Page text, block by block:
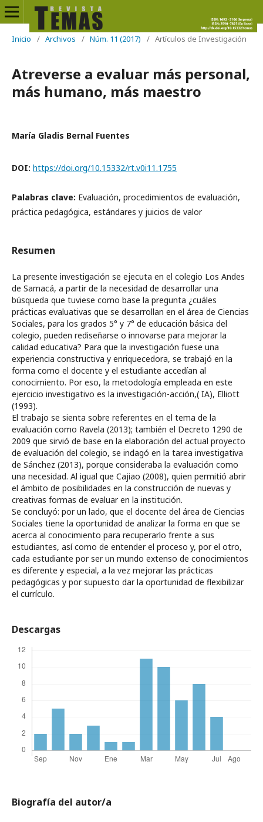
Inicio / Archivos / Núm. 11 (2017) / Artículos de Investigación
Atreverse a evaluar más personal,
más humano, más maestro
María Gladis Bernal Fuentes
DOI: https://doi.org/10.15332/rt.v0i11.1755
Palabras clave: Evaluación, procedimientos de evaluación,
práctica pedagógica, estándares y juicios de valor
Resumen
La presente investigación se ejecuta en el colegio Los Andes
de Samacá, a partir de la necesidad de desarrollar una
búsqueda que tuviese como base la pregunta ¿cuáles
prácticas evaluativas que se desarrollan en el área de Ciencias
Sociales, para los grados 5° y 7° de educación básica del
colegio, pueden rediseñarse o innovarse para mejorar la
calidad educativa? Para que la investigación fuese una
experiencia constructiva y enriquecedora, se trabajó en la
forma como el docente y el estudiante accedían al
conocimiento. Por eso, la metodología empleada en este
ejercicio investigativo es la investigación-acción,( IA), Elliott
(1993).
El trabajo se sienta sobre referentes en el tema de la
evaluación como Ravela (2013); también el Decreto 1290 de
2009 que sirvió de base en la elaboración del actual proyecto
de evaluación del colegio, se indagó en la tarea investigativa
de Sánchez (2013), porque consideraba la evaluación como
una necesidad. Al igual que Cajiao (2008), quien permitió abrir
el ámbito de posibilidades en la construcción de nuevas y
creativas formas de evaluar en la institución.
Se concluyó: por un lado, que el docente del área de Ciencias
Sociales tiene la oportunidad de analizar la forma en que se
acerca al conocimiento para recuperarlo frente a sus
estudiantes, así como de entender el proceso y, por el otro,
cada estudiante por ser un mundo extenso de conocimientos
es diferente y especial, a la vez mejorar las prácticas
pedagógicas y por supuesto dar la oportunidad de flexibilizar
el currículo.
Descargas
Biografía del autor/a